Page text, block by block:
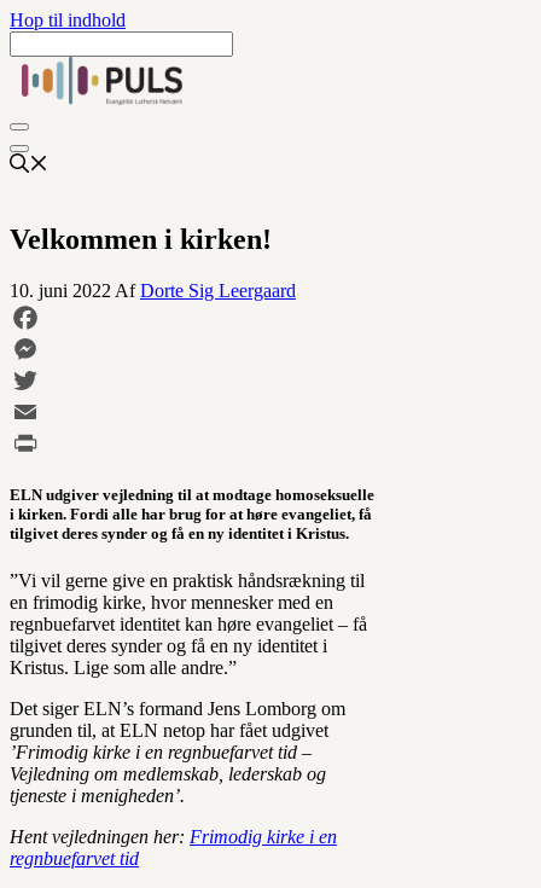
Hop til indhold
Velkommen i kirken!
10. juni 2022 AfDorte Sig Leergaard
Facebook
Messenger
Twitter
Email
ELN udgiver vejledning til at modtage homoseksuelle
i kirken. Fordi alle har brug for at høre evangeliet, få
tilgivet deres synder og få en ny identitet i Kristus.
”Vi vil gerne give en praktisk håndsrækning til
en frimodig kirke, hvor mennesker med en
regnbuefarvet identitet kan høre evangeliet – få
tilgivet deres synder og få en ny identitet i
Kristus. Lige som alle andre.”
Det siger ELN’s formand Jens Lomborg om
grunden til, at ELN netop har fået udgivet
’Frimodig kirke i en regnbuefarvet tid –
Vejledning om medlemskab, lederskab og
tjeneste i menigheden’.
Hent vejledningen her: Frimodig kirke i en
regnbuefarvet tid